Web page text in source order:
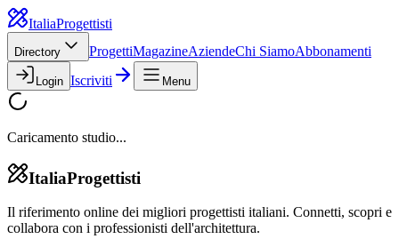
ItaliaProgettisti
Directory ProgettiMagazineAziendeChi SiamoAbbonamenti
Login Iscriviti Menu
Caricamento studio...
ItaliaProgettisti
Il riferimento online dei migliori progettisti italiani. Connetti, scopri e
collabora con i professionisti dell'architettura.